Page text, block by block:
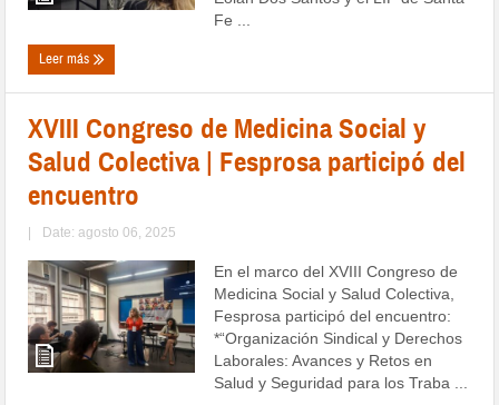
Fe ...
Leer más
XVIII Congreso de Medicina Social y
Salud Colectiva | Fesprosa participó del
encuentro
| Date: agosto 06, 2025
En el marco del XVIII Congreso de
Medicina Social y Salud Colectiva,
Fesprosa participó del encuentro:
*“Organización Sindical y Derechos
Laborales: Avances y Retos en
Salud y Seguridad para los Traba ...